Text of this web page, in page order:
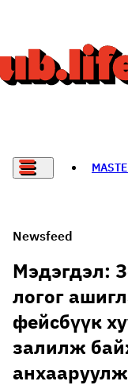
THE
🥇
Newsfeed
Мэдэгдэл:
логог
фейсбүүк
залилж